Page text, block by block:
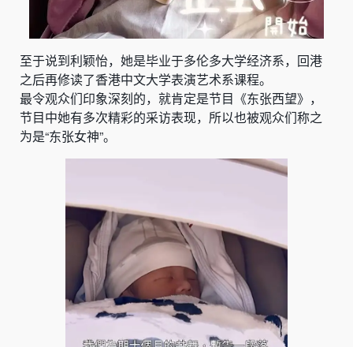
至于说到利颖怡，她是毕业于多伦多大学经济系，回港
之后再修读了香港中文大学表演艺术系课程。
最令观众们印象深刻的，就肯定是节目《东张西望》，
节目中她有多次精彩的采访表现，所以也被观众们称之
为是“东张女神”。